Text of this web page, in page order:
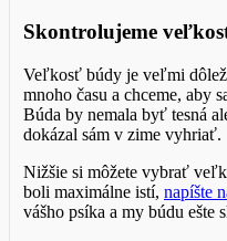
Skontrolujeme
Veľkosť búdy je veľmi
mnoho času a chceme, aby
Búda by nemala byť tesná
dokázal sám v zime vyhriať.
Nižšie si môžete vybrať
boli maximálne istí, napíšte
vášho psíka a my búdu ešte